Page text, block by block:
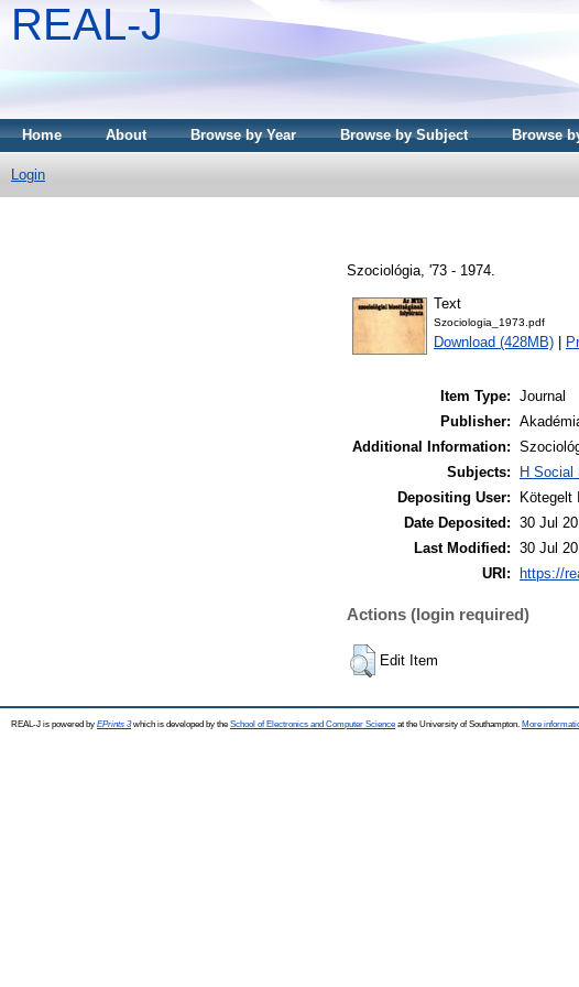
REAL-J
Home About Browse by Year Browse by Subject Browse
Login
Szociológia, '73 - 1974.
Text
Szociologia_1973.pdf
Download (428MB)
Item Type: Journal
Publisher:
Additional Information:
Subjects:
H
Depositing User:
Kötegelt
Date Deposited: 30 Jul
Last Modified: 30 Jul
URI:
https://
Actions (login required)
Edit Item
REAL-J is powered by EPrints 3which is developed by the School of Electronics and Computer Science at the University of Southampton. More